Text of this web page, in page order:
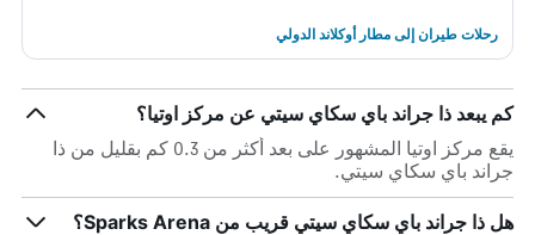
رحلات طيران إلى مطار أوكلاند الدولي
كم يبعد ذا جراند باي سكاي سيتي عن مركز اوتيا؟
يقع مركز اوتيا المشهور على بعد أكثر من 0.3 كم بقليل من ذا
جراند باي سكاي سيتي.
هل ذا جراند باي سكاي سيتي قريب من Sparks Arena؟